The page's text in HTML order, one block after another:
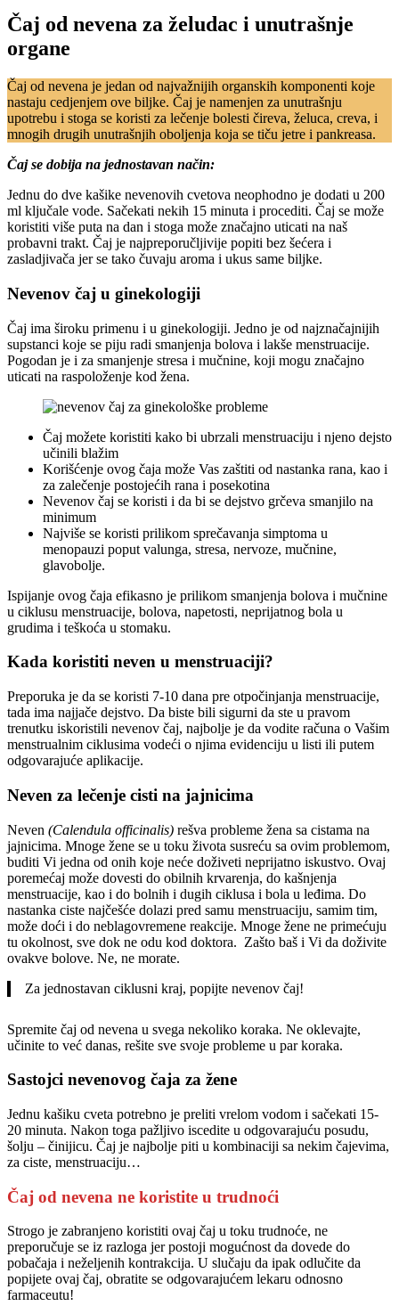
Čaj od nevena za želudac i unutrašnje
organe
Čaj od nevena je jedan od najvažnijih organskih komponenti koje
nastaju cedjenjem ove biljke. Čaj je namenjen za unutrašnju
upotrebu i stoga se koristi za lečenje bolesti čireva, želuca, creva, i
mnogih drugih unutrašnjih oboljenja koja se tiču jetre i pankreasa.
Čaj se dobija na jednostavan način:
Jednu do dve kašike nevenovih cvetova neophodno je dodati u 200
ml ključale vode. Sačekati nekih 15 minuta i procediti. Čaj se može
koristiti više puta na dan i stoga može značajno uticati na naš
probavni trakt. Čaj je najpreporučljivije popiti bez šećera i
zasladjivača jer se tako čuvaju aroma i ukus same biljke.
Nevenov čaj u ginekologiji
Čaj ima široku primenu i u ginekologiji. Jedno je od najznačajnijih
supstanci koje se piju radi smanjenja bolova i lakše menstruacije.
Pogodan je i za smanjenje stresa i mučnine, koji mogu značajno
uticati na raspoloženje kod žena.
Čaj možete koristiti kako bi ubrzali menstruaciju i njeno dejsto
učinili blažim
Korišćenje ovog čaja može Vas zaštiti od nastanka rana, kao i
za zalečenje postojećih rana i posekotina
Nevenov čaj se koristi i da bi se dejstvo grčeva smanjilo na
minimum
Najviše se koristi prilikom sprečavanja simptoma u
menopauzi poput valunga, stresa, nervoze, mučnine,
glavobolje.
Ispijanje ovog čaja efikasno je prilikom smanjenja bolova i mučnine
u ciklusu menstruacije, bolova, napetosti, neprijatnog bola u
grudima i teškoća u stomaku.
Kada koristiti neven u menstruaciji?
Preporuka je da se koristi 7-10 dana pre otpočinjanja menstruacije,
tada ima najjače dejstvo. Da biste bili sigurni da ste u pravom
trenutku iskoristili nevenov čaj, najbolje je da vodite računa o Vašim
menstrualnim ciklusima vodeći o njima evidenciju u listi ili putem
odgovarajuće aplikacije.
Neven za lečenje cisti na jajnicima
Neven (Calendula officinalis) rešva probleme žena sa cistama na
jajnicima. Mnoge žene se u toku života susreću sa ovim problemom,
buditi Vi jedna od onih koje neće doživeti neprijatno iskustvo. Ovaj
poremećaj može dovesti do obilnih krvarenja, do kašnjenja
menstruacije, kao i do bolnih i dugih ciklusa i bola u leđima. Do
nastanka ciste najčešće dolazi pred samu menstruaciju, samim tim,
može doći i do neblagovremene reakcije. Mnoge žene ne primećuju
tu okolnost, sve dok ne odu kod doktora. Zašto baš i Vi da doživite
ovakve bolove. Ne, ne morate.
Za jednostavan ciklusni kraj, popijte nevenov čaj!
Spremite čaj od nevena u svega nekoliko koraka. Ne oklevajte,
učinite to već danas, rešite sve svoje probleme u par koraka.
Sastojci nevenovog čaja za žene
Jednu kašiku cveta potrebno je preliti vrelom vodom i sačekati 15-
20 minuta. Nakon toga pažljivo iscedite u odgovarajuću posudu,
šolju – činijicu. Čaj je najbolje piti u kombinaciji sa nekim čajevima,
za ciste, menstruaciju…
Čaj od nevena ne koristite u trudnoći
Strogo je zabranjeno koristiti ovaj čaj u toku trudnoće, ne
preporučuje se iz razloga jer postoji mogućnost da dovede do
pobačaja i neželjenih kontrakcija. U slučaju da ipak odlučite da
popijete ovaj čaj, obratite se odgovarajućem lekaru odnosno
farmaceutu!